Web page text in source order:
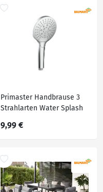
Primaster Handbrause 3
Strahlarten Water Splash
wassersparend
9,99 €